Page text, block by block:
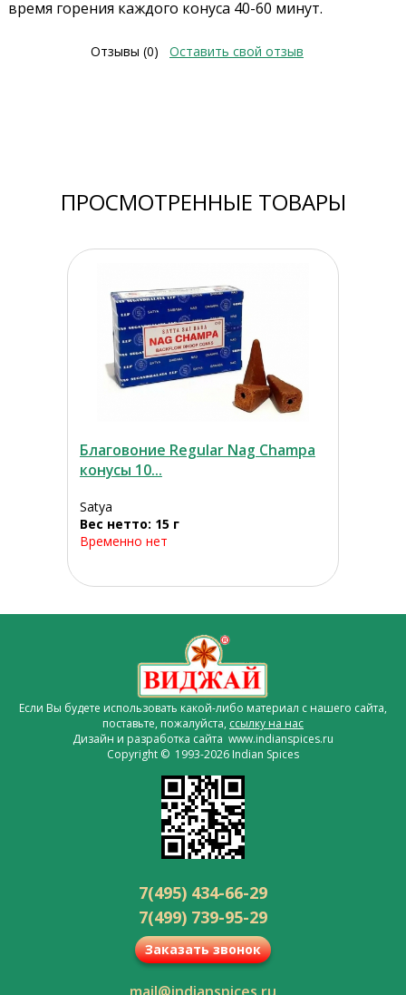
время горения каждого конуса 40-60 минут.
Отзывы (0) Оставить свой отзыв
ПРОСМОТРЕННЫЕ ТОВАРЫ
Благовоние Regular Nag Champa
конусы 10...
Satya
Вес нетто: 15 г
Временно нет
Если Вы будете использовать какой-либо материал с нашего сайта,
поставьте, пожалуйста, ссылку на нас
Дизайн и разработка сайта www.indianspices.ru
Copyright © 1993-2026 Indian Spices
7(495) 434-66-29
7(499) 739-95-29
Заказать звонок